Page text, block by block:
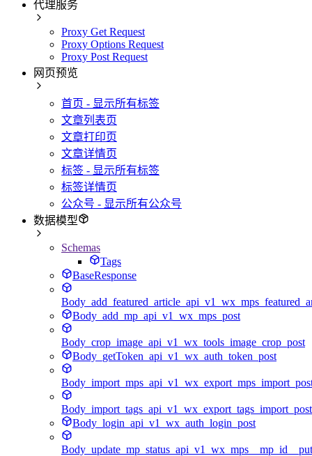
代理服务
Proxy Get Request
Proxy Options Request
Proxy Post Request
网页预览
首页 - 显示所有标签
文章列表页
文章打印页
文章详情页
标签 - 显示所有标签
标签详情页
公众号 - 显示所有公众号
数据模型
Schemas
Tags
BaseResponse
Body_add_mp_api_v1_wx_mps_post
Body_crop_image_api_v1_wx_tools_image_crop_post
Body_getToken_api_v1_wx_auth_token_post
Body_import_tags_api_v1_wx_export_tags_import_post
Body_login_api_v1_wx_auth_login_post
Body_update_mp_status_api_v1_wx_mps__mp_id__put